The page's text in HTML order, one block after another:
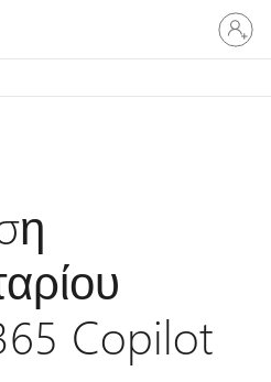
Είσοδος
στον
Copilot